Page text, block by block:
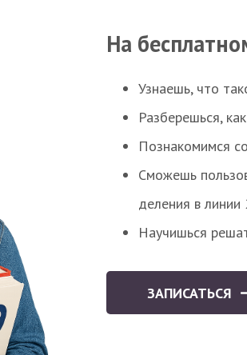
На
Узнаешь, что
Разберешься,
Познакомимся
Сможешь
деления в линии
Научишься
ЗАПИСАТЬСЯ